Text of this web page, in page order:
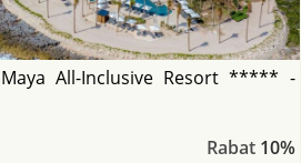
All-Inclusive Resort ***** -
Rabat 10%